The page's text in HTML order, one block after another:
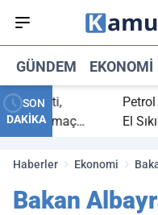
GÜNDEM EKONOMI
SON
DAKİKA
bitti,
maç
Petrol
El Sıkıştı,
Haberler Ekonomi
Bakan